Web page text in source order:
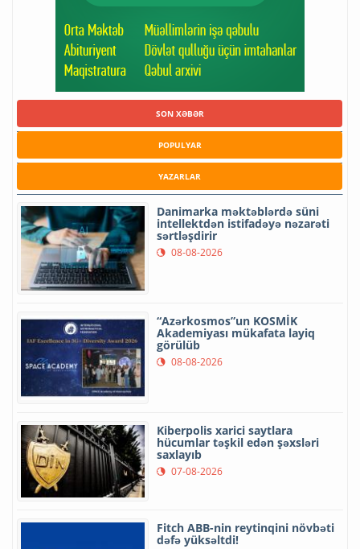
SON XƏBƏR
POPULYAR
YAZARLAR
Danimarka məktəblərdə süni
intellektdən istifadəyə nəzarəti
sərtləşdirir
08-08-2026
“Azərkosmos”un KOSMİK
Akademiyası mükafata layiq
görülüb
08-08-2026
Kiberpolis xarici saytlara
hücumlar təşkil edən şəxsləri
saxlayıb
07-08-2026
Fitch ABB-nin reytinqini növbəti
dəfə yüksəltdi!